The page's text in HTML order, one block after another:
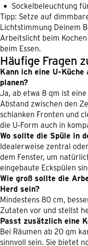
Sockelbeleuchtung
Tipp: Setze auf
Lichtstimmung Deinem
Arbeitslicht beim
beim Essen.
Häufige Fragen
Kann ich eine U-Küche
planen?
Ja, ab etwa 8 qm ist
Abstand zwischen den
schlanken Fronten und
die U-Form auch in
Wo sollte die Spüle in
Idealerweise zentral
dem Fenster, um
eingebaute Eckspülen
Wie groß sollte die
Herd sein?
Mindestens 80 cm,
Zutaten vor und stellst
Passt zusätzlich eine
Bei Räumen ab 20 qm
sinnvoll sein. Sie bietet